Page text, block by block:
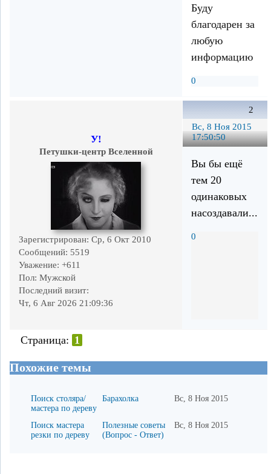
Буду
благодарен за
любую
информацию
0
2
Вс, 8 Ноя 2015
17:50:50
У!
Петушки-центр Вселенной
Зарегистрирован: Ср, 6 Окт 2010
Сообщений: 5519
Уважение: +611
Пол: Мужской
Последний визит:
Чт, 6 Авг 2026 21:09:36
Вы бы ещё
тем 20
одинаковых
насоздавали...
0
Страница: 1
Похожие темы
Поиск столяра/
мастера по дереву
Барахолка Вс, 8 Ноя 2015
Поиск мастера
резки по дереву
Полезные советы
(Вопрос - Ответ)
Вс, 8 Ноя 2015